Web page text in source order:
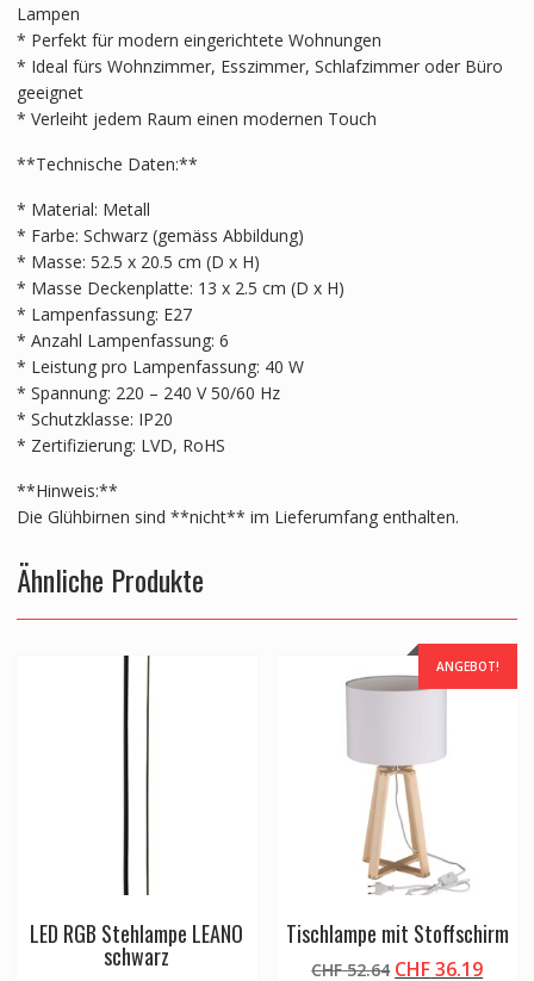
Lampen
* Perfekt für modern eingerichtete Wohnungen
* Ideal fürs Wohnzimmer, Esszimmer, Schlafzimmer oder Büro
geeignet
* Verleiht jedem Raum einen modernen Touch
**Technische Daten:**
* Material: Metall
* Farbe: Schwarz (gemäss Abbildung)
* Masse: 52.5 x 20.5 cm (D x H)
* Masse Deckenplatte: 13 x 2.5 cm (D x H)
* Lampenfassung: E27
* Anzahl Lampenfassung: 6
* Leistung pro Lampenfassung: 40 W
* Spannung: 220 – 240 V 50/60 Hz
* Schutzklasse: IP20
* Zertifizierung: LVD, RoHS
**Hinweis:**
Die Glühbirnen sind **nicht** im Lieferumfang enthalten.
Ähnliche Produkte
LED RGB Stehlampe LEANO
schwarz
ANGEBOT!
Tischlampe mit Stoffschirm
CHF52.64 Ursprünglicher
CHF36.19